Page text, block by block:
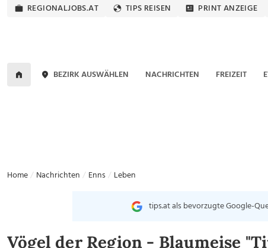
REGIONALJOBS.AT TIPS REISEN PRINT ANZEIGE
BEZIRK AUSWÄHLEN NACHRICHTEN FREIZEIT
Home Nachrichten Enns Leben
tips.at als bevorzugte Google-
Vögel der Region - Blaumeise